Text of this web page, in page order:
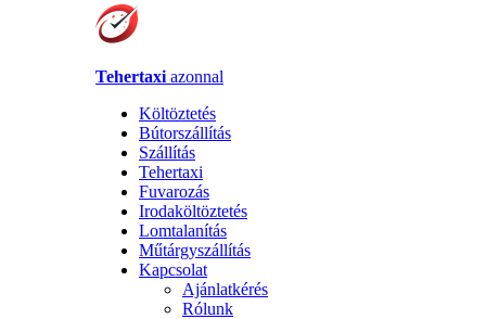
Tehertaxi azonnal
Költöztetés
Bútorszállítás
Szállítás
Tehertaxi
Fuvarozás
Irodaköltöztetés
Lomtalanítás
Műtárgyszállítás
Kapcsolat
Ajánlatkérés
Rólunk